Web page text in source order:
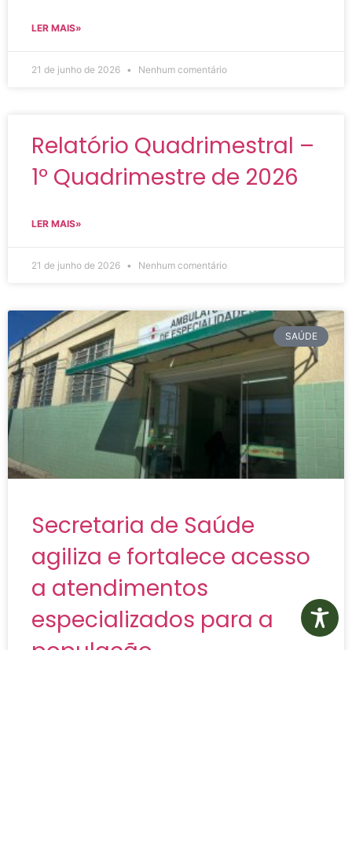
LER MAIS»
21 de junho de 2026 Nenhum comentário
Relatório Quadrimestral –
1º Quadrimestre de 2026
LER MAIS»
21 de junho de 2026 Nenhum comentário
SAÚDE
Secretaria de Saúde
agiliza e fortalece acesso
a atendimentos
especializados para a
população